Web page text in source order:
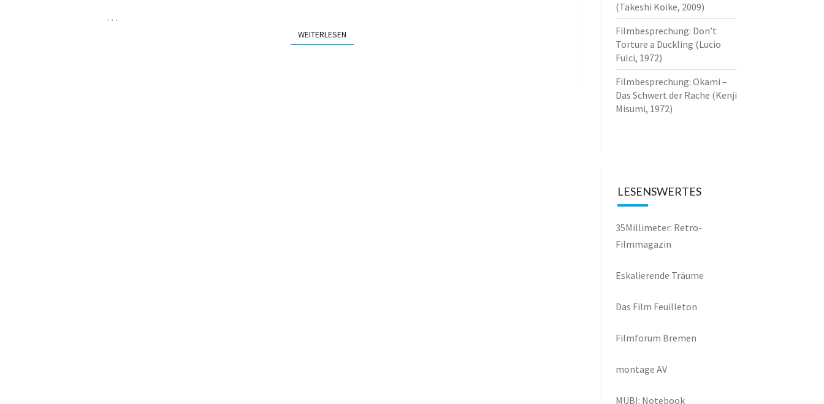
…
WEITERLESEN
(Takeshi Koike, 2009)
Filmbesprechung: Don’t
Torture a Duckling (Lucio
Fulci, 1972)
Filmbesprechung: Okami –
Das Schwert der Rache (Kenji
Misumi, 1972)
LESENSWERTES
35Millimeter: Retro-
Filmmagazin
Eskalierende Träume
Das Film Feuilleton
Filmforum Bremen
montage AV
MUBI: Notebook